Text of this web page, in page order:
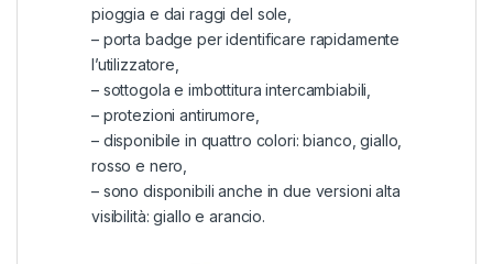
pioggia e dai raggi del sole,
– porta badge per identificare rapidamente
l’utilizzatore,
– sottogola e imbottitura intercambiabili,
– protezioni antirumore,
– disponibile in quattro colori: bianco, giallo,
rosso e nero,
– sono disponibili anche in due versioni alta
visibilità: giallo e arancio.